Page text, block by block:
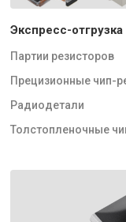
Экспресс-отгрузка
Партии резисторов
Прецизионные чип-
Радиодетали
Толстопленочные